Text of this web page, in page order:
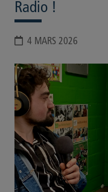
Radio !
4 MARS 2026